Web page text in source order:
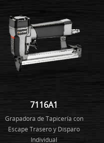
7116A1
Grapadora de Tapicería con
Escape Trasero y Disparo
Individual